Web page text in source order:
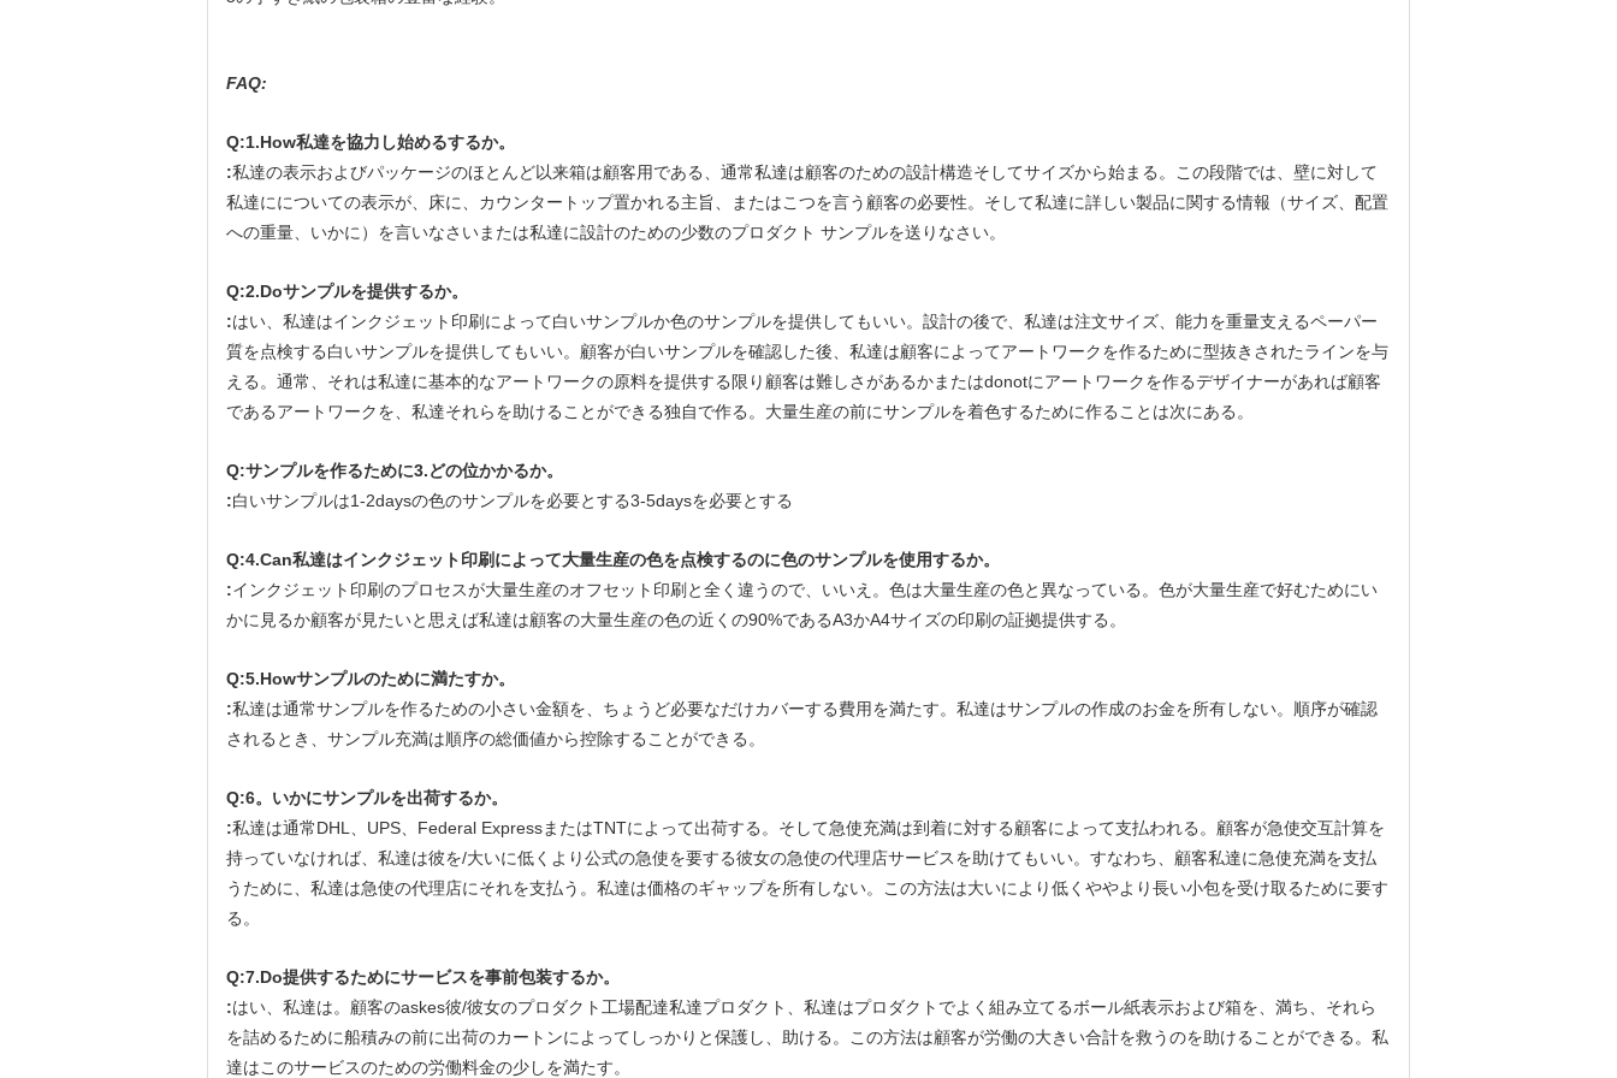
FAQ:
Q:1.How私達を協力し始めるするか。
:私達の表示およびパッケージのほとんど以来箱は顧客用である、通常私達は顧客のための設計構造そしてサイズから始まる。この段階では、壁に対して
私達にについての表示が、床に、カウンタートップ置かれる主旨、またはこつを言う顧客の必要性。そして私達に詳しい製品に関する情報（サイズ、配置
への重量、いかに）を言いなさいまたは私達に設計のための少数のプロダクト サンプルを送りなさい。
Q:2.Doサンプルを提供するか。
:はい、私達はインクジェット印刷によって白いサンプルか色のサンプルを提供してもいい。設計の後で、私達は注文サイズ、能力を重量支えるペーパー
質を点検する白いサンプルを提供してもいい。顧客が白いサンプルを確認した後、私達は顧客によってアートワークを作るために型抜きされたラインを与
える。通常、それは私達に基本的なアートワークの原料を提供する限り顧客は難しさがあるかまたはdonotにアートワークを作るデザイナーがあれば顧客
であるアートワークを、私達それらを助けることができる独自で作る。大量生産の前にサンプルを着色するために作ることは次にある。
Q:サンプルを作るために3.どの位かかるか。
:白いサンプルは1-2daysの色のサンプルを必要とする3-5daysを必要とする
Q:4.Can私達はインクジェット印刷によって大量生産の色を点検するのに色のサンプルを使用するか。
:インクジェット印刷のプロセスが大量生産のオフセット印刷と全く違うので、いいえ。色は大量生産の色と異なっている。色が大量生産で好むためにい
かに見るか顧客が見たいと思えば私達は顧客の大量生産の色の近くの90%であるA3かA4サイズの印刷の証拠提供する。
Q:5.Howサンプルのために満たすか。
:私達は通常サンプルを作るための小さい金額を、ちょうど必要なだけカバーする費用を満たす。私達はサンプルの作成のお金を所有しない。順序が確認
されるとき、サンプル充満は順序の総価値から控除することができる。
Q:6。いかにサンプルを出荷するか。
:私達は通常DHL、UPS、Federal ExpressまたはTNTによって出荷する。そして急使充満は到着に対する顧客によって支払われる。顧客が急使交互計算を
持っていなければ、私達は彼を/大いに低くより公式の急使を要する彼女の急使の代理店サービスを助けてもいい。すなわち、顧客私達に急使充満を支払
うために、私達は急使の代理店にそれを支払う。私達は価格のギャップを所有しない。この方法は大いにより低くややより長い小包を受け取るために要す
る。
Q:7.Do提供するためにサービスを事前包装するか。
:はい、私達は。顧客のaskes彼/彼女のプロダクト工場配達私達プロダクト、私達はプロダクトでよく組み立てるボール紙表示および箱を、満ち、それら
を詰めるために船積みの前に出荷のカートンによってしっかりと保護し、助ける。この方法は顧客が労働の大きい合計を救うのを助けることができる。私
達はこのサービスのための労働料金の少しを満たす。